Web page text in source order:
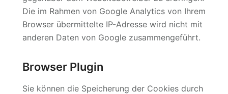
Die im Rahmen von Google Analytics von Ihrem
Browser übermittelte IP-Adresse wird nicht mit
anderen Daten von Google zusammengeführt.
Browser Plugin
Sie können die Speicherung der Cookies durch